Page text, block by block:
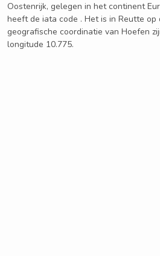
Oostenrijk, gelegen in het continent
heeft de iata code . Het is in Reutte op
geografische coordinatie van Hoefen
longitude 10.775.